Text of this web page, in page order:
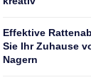
Effektive
Sie Ihr Zuhause
Nagern